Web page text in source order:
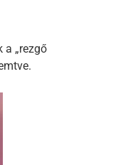
a „rezgő